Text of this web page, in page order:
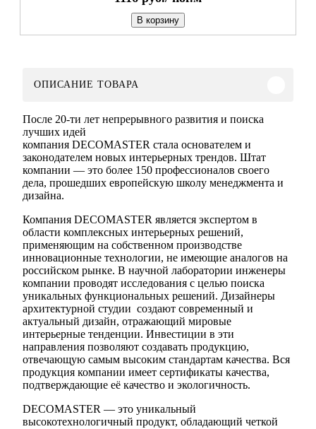
В корзину
ОПИСАНИЕ ТОВАРА
После 20-ти лет непрерывного развития и поиска
лучших идей
компания DECOMASTER стала основателем и
законодателем новых интерьерных трендов. Штат
компании — это более 150 профессионалов своего
дела, прошедших европейскую школу менеджмента и
дизайна.
Компания DECOMASTER является экспертом в
области комплексных интерьерных решений,
применяющим на собственном производстве
инновационные технологии, не имеющие аналогов на
российском рынке. В научной лаборатории инженеры
компании проводят исследования с целью поиска
уникальных функциональных решений. Дизайнеры
архитектурной студии создают современный и
актуальный дизайн, отражающий мировые
интерьерные тенденции. Инвестиции в эти
направления позволяют создавать продукцию,
отвечающую самым высоким стандартам качества. Вся
продукция компании имеет сертификаты качества,
подтверждающие её качество и экологичность.
DECOMASTER — это уникальный
высокотехнологичный продукт, обладающий четкой